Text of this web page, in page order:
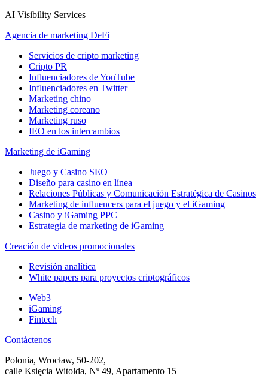
AI Visibility Services
Agencia de marketing DeFi
Servicios de cripto marketing
Cripto PR
Influenciadores de YouTube
Influenciadores en Twitter
Marketing chino
Marketing coreano
Marketing ruso
IEO en los intercambios
Marketing de iGaming
Juego y Casino SEO
Diseño para casino en línea
Relaciones Públicas y Comunicación Estratégica de Casinos
Marketing de influencers para el juego y el iGaming
Casino y iGaming PPC
Estrategia de marketing de iGaming
Creación de videos promocionales
Revisión analítica
White papers para proyectos criptográficos
Web3
iGaming
Fintech
Contáctenos
Polonia, Wrocław, 50-202,
calle Księcia Witolda, Nº 49, Apartamento 15